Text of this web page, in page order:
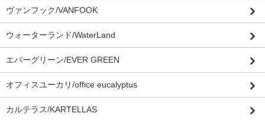
ヴァンフック/VANFOOK
ウォーターランド/WaterLand
エバーグリーン/EVER GREEN
オフィスユーカリ/office eucalyptus
カルテラス/KARTELLAS